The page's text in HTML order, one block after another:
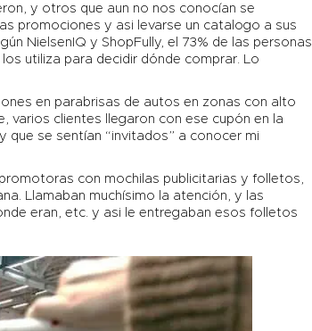
y otros que aun no nos conocían se
promociones y asi levarse un catalogo a sus
NielsenIQ y ShopFully, el 73% de las personas
utiliza para decidir dónde comprar. Lo
en parabrisas de autos en zonas con alto
varios clientes llegaron con ese cupón en la
que se sentían “invitados” a conocer mi
con mochilas publicitarias y folletos,
Llamaban muchísimo la atención, y las
eran, etc. y asi le entregaban esos folletos